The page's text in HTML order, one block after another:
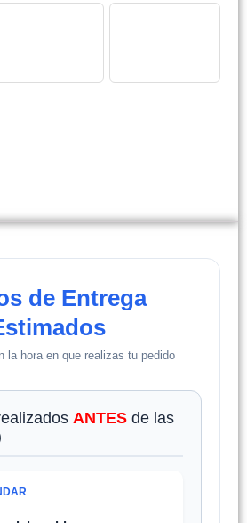
de Entrega
la hora en que realizas tu pedido
ANTES de las